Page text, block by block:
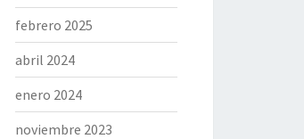
febrero 2025
abril 2024
enero 2024
noviembre 2023